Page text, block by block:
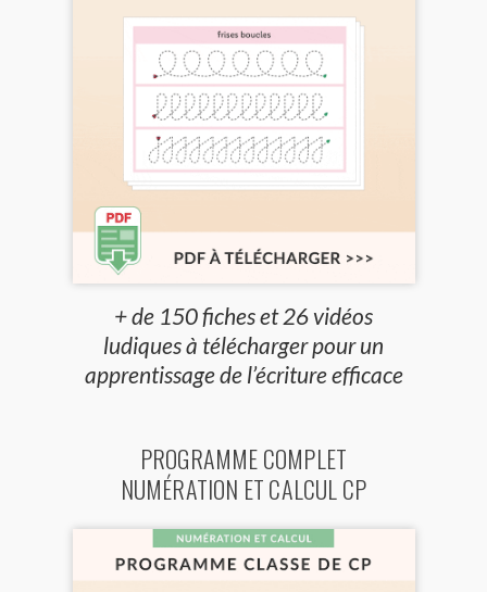
+ de 150 fiches et 26 vidéos
ludiques à télécharger pour un
apprentissage de l’écriture efficace
PROGRAMME COMPLET
NUMÉRATION ET CALCUL CP